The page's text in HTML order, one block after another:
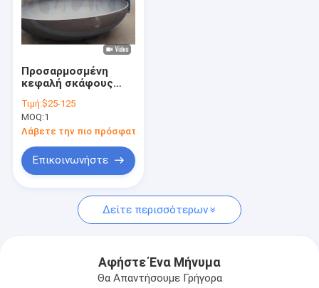
Προσαρμοσμένη
κεφαλή σκάφους
απαιτήσεις του
πελάτη.
Τιμή:$25-125
MOQ:1
Λάβετε την πιο πρόσφατη τιμή
Επικοινωνήστε
Δείτε περισσότερων
Αφήστε Ένα Μήνυμα
Θα Απαντήσουμε Γρήγορα